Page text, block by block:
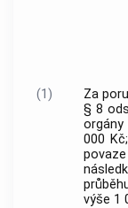
(1)
Za
§ 8
000
výše 1